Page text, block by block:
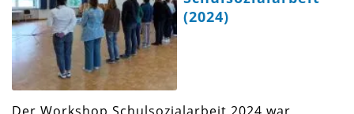
(2024)